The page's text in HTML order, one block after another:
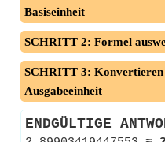
Basiseinheit
SCHRITT 2: Formel
SCHRITT 3: Konvertieren
Ausgabeeinheit
ENDGÜLTIGE